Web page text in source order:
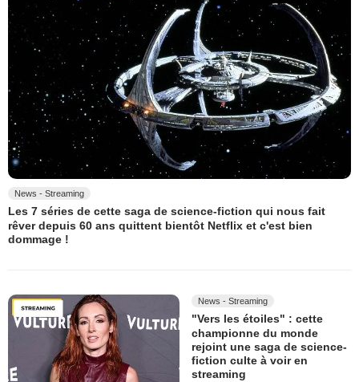
News - Streaming
Les 7 séries de cette saga de science-fiction qui nous fait
rêver depuis 60 ans quittent bientôt Netflix et c'est bien
dommage !
News - Streaming
"Vers les étoiles" : cette
championne du monde
rejoint une saga de science-
fiction culte à voir en
streaming